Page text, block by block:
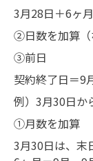
3月28日＋6ヶ
②日数を加算（
③前日
契約終了日＝9
例）3月30日か
①月数を加算
3月30日は、末